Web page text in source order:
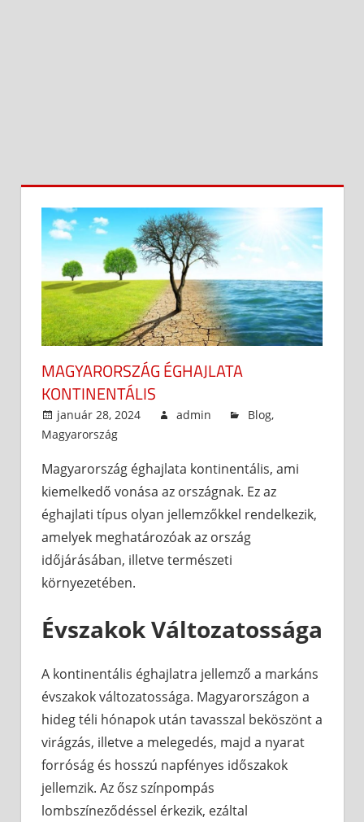
MAGYARORSZÁG ÉGHAJLATA
KONTINENTÁLIS
január 28, 2024 admin Blog,
Magyarország
Magyarország éghajlata kontinentális, ami
kiemelkedő vonása az országnak. Ez az
éghajlati típus olyan jellemzőkkel rendelkezik,
amelyek meghatározóak az ország
időjárásában, illetve természeti
környezetében.
Évszakok Változatossága
A kontinentális éghajlatra jellemző a markáns
évszakok változatossága. Magyarországon a
hideg téli hónapok után tavasszal beköszönt a
virágzás, illetve a melegedés, majd a nyarat
forróság és hosszú napfényes időszakok
jellemzik. Az ősz színpompás
lombszíneződéssel érkezik, ezáltal